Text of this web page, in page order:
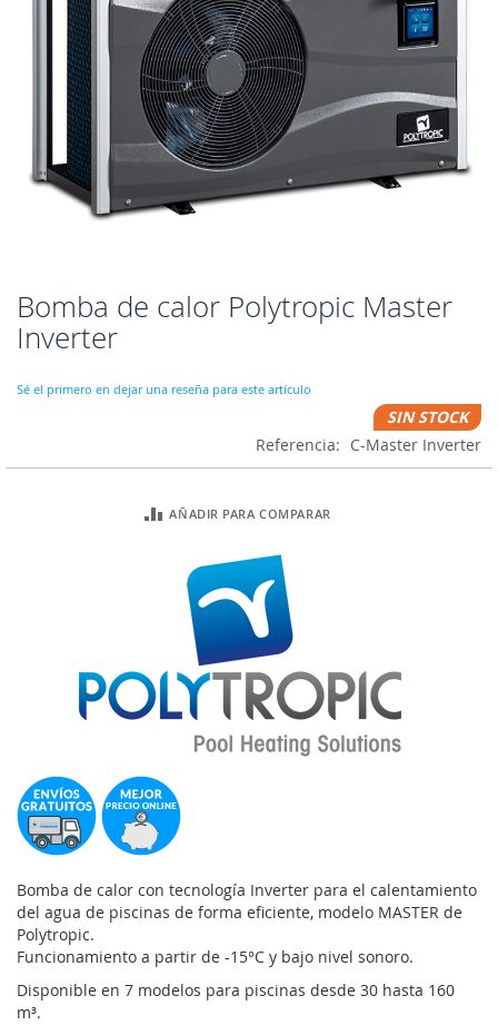
Bomba de calor Polytropic Master
Inverter
Sé el primero en dejar una reseña para este artículo
SIN STOCK
Referencia
C-Master Inverter
AÑADIR PARA COMPARAR
Bomba de calor con tecnología Inverter para el calentamiento
del agua de piscinas de forma eficiente, modelo MASTER de
Polytropic.
Funcionamiento a partir de -15°C y bajo nivel sonoro.
Disponible en 7 modelos para piscinas desde 30 hasta 160
m³.
Saltar
al
comienzo
la